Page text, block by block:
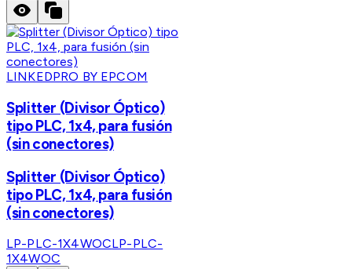
LINKEDPRO BY EPCOM
Splitter (Divisor Óptico)
tipo PLC, 1x4, para fusión
(sin conectores)
Splitter (Divisor Óptico)
tipo PLC, 1x4, para fusión
(sin conectores)
LP-PLC-1X4WOCLP-PLC-
1X4WOC